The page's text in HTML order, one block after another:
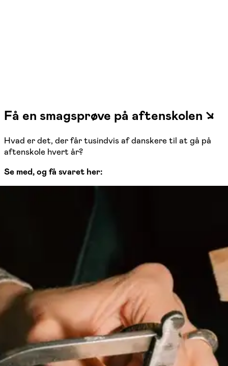
Få en smagsprøve på aftenskolen ↘
Hvad er det, der får tusindvis af danskere til at gå på
aftenskole hvert år?
Se med, og få svaret her: